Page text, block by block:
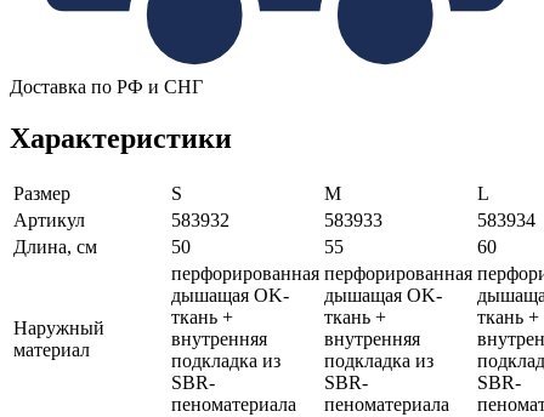
Доставка по РФ и СНГ
Характеристики
Размер S M
L
Артикул
583932 583933
583934
Длина, см
50 55 60
Наружный
материал
перфорированная
дышащая OK-
ткань +
внутренняя
подкладка из
SBR-
пеноматериала
перфорированная
дышащая OK-
ткань +
внутренняя
подкладка из
SBR-
пеноматериала
ткань +
SBR-